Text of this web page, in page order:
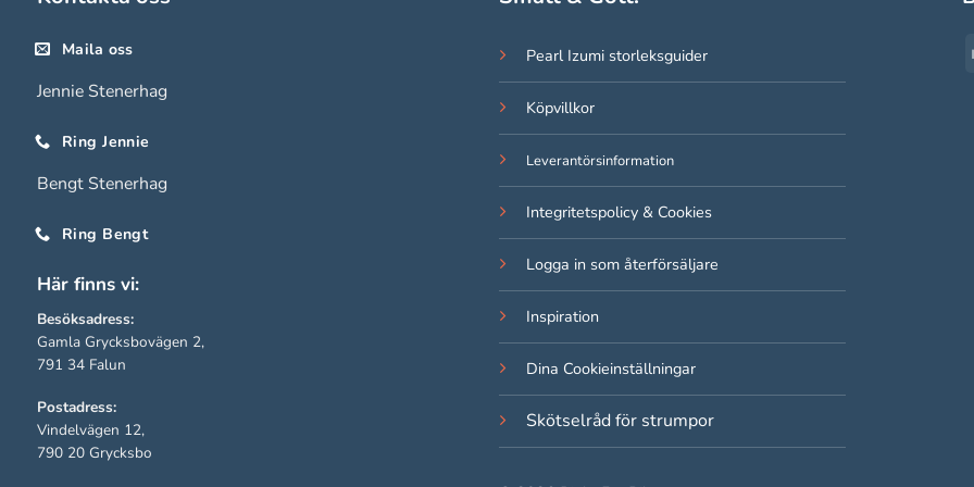
Maila oss
Jennie Stenerhag
Ring Jennie
Bengt Stenerhag
Ring Bengt
Här finns vi:
Besöksadress:
Gamla Grycksbovägen 2,
791 34 Falun
Postadress:
Vindelvägen 12,
790 20 Grycksbo
Pearl Izumi storleksguider
Köpvillkor
Leverantörsinformation
Integritetspolicy & Cookies
Logga in som återförsäljare
Inspiration
Dina Cookieinställningar
Skötselråd för strumpor
för att
över huvud
fungera.
Statistik
kunna
förbättra
hemsidans
funktionalitet
uppbyggnad,
baserat på